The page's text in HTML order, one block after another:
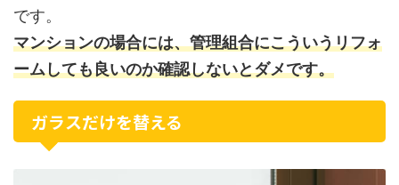
です。
マンションの場合には、管理組合にこういうリフォ
ームしても良いのか確認しないとダメです。
ガラスだけを替える